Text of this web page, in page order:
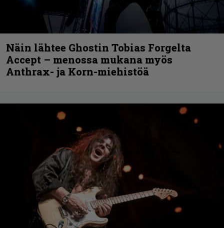
Näin lähtee Ghostin Tobias Forgelta
Accept – menossa mukana myös
Anthrax- ja Korn-miehistöä